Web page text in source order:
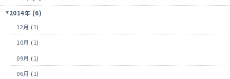
2014年 (6)
12月 (1)
10月 (1)
09月 (1)
06月 (1)